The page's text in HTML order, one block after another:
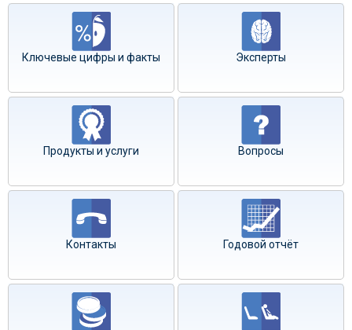
Ключевые цифры и факты Эксперты
Продукты и услуги Вопросы
Контакты Годовой отчёт